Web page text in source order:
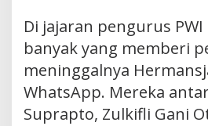
Di jajaran pengurus
banyak yang memberi
meninggalnya
WhatsApp. Mereka
Suprapto, Zulkifli Gani